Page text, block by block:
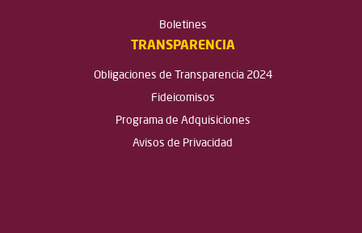
Boletines
TRANSPARENCIA
Obligaciones de Transparencia 2024
Fideicomisos
Programa de Adquisiciones
Avisos de Privacidad